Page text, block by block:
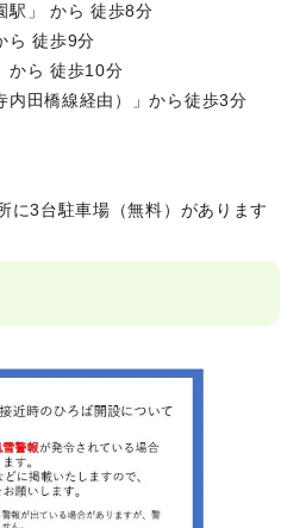
駅」 から 徒歩8分
ら 徒歩9分
から 徒歩10分
内田橋線経由）」から徒歩3分
に3台駐車場（無料）があります